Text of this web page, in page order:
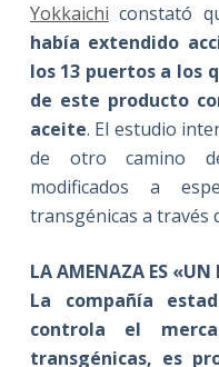
Yokkaichi constató
había extendido
los 13 puertos a los
de este producto
aceite. El estudio
de otro camino
modificados a
transgénicas a través
LA AMENAZA ES «UN
La compañía
controla el
transgénicas, es